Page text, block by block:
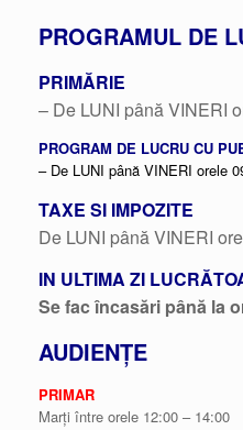
PROGRAMUL DE
PRIMĂRIE
– De LUNI până VINERI
PROGRAM DE LUCRU CU
– De LUNI până VINERI orele
TAXE SI IMPOZITE
De LUNI până VINERI
IN ULTIMA ZI
Se fac încasări până la
AUDIENȚE
PRIMAR
Marți între orele 12:00 – 14:00